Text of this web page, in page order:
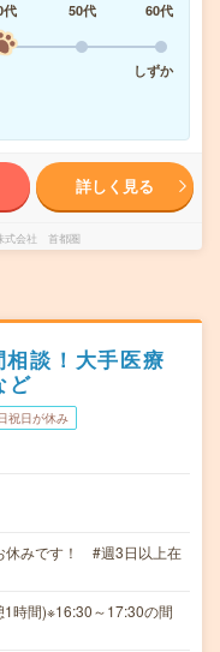
代 50代
60代
しずか
詳しく見る
式会社 首都圏
談！大手医療
ど
祝日が休み
休みです！ #週3日以上在
時間)※16:30～17:30の間